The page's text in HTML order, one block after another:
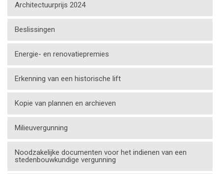
Architectuurprijs 2024
Beslissingen
Energie- en renovatiepremies
Erkenning van een historische lift
Kopie van plannen en archieven
Milieuvergunning
Noodzakelijke documenten voor het indienen van een
stedenbouwkundige vergunning